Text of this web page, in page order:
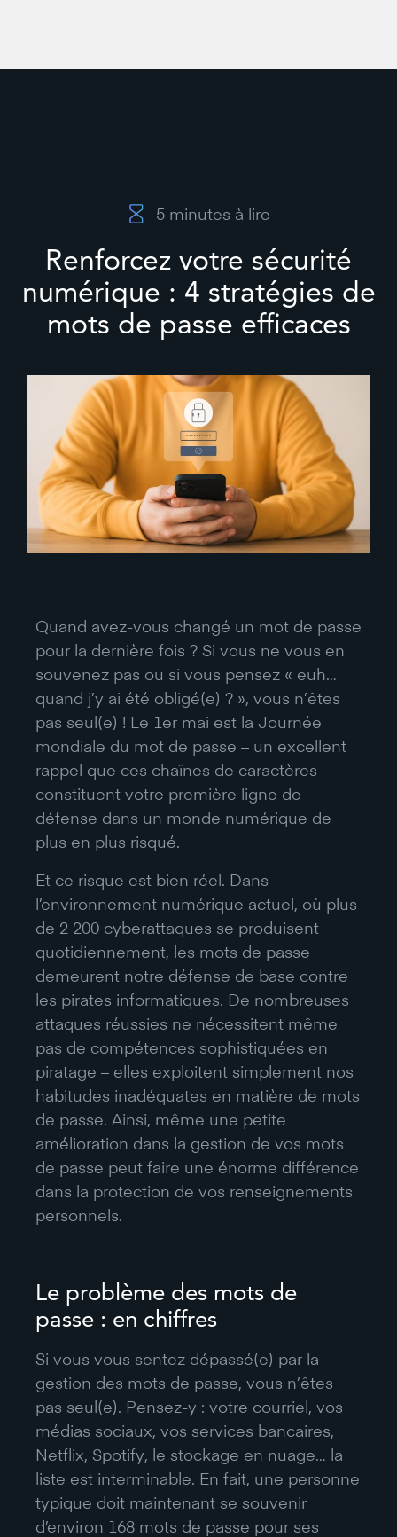
5 minutes à lire
Renforcez votre sécurité
numérique : 4 stratégies de
mots de passe efficaces
Quand avez-vous changé un mot de passe
pour la dernière fois ? Si vous ne vous en
souvenez pas ou si vous pensez « euh…
quand j’y ai été obligé(e) ? », vous n’êtes
pas seul(e) ! Le 1er mai est la Journée
mondiale du mot de passe – un excellent
rappel que ces chaînes de caractères
constituent votre première ligne de
défense dans un monde numérique de
plus en plus risqué.
Et ce risque est bien réel. Dans
l’environnement numérique actuel, où plus
de 2 200 cyberattaques se produisent
quotidiennement, les mots de passe
demeurent notre défense de base contre
les pirates informatiques. De nombreuses
attaques réussies ne nécessitent même
pas de compétences sophistiquées en
piratage – elles exploitent simplement nos
habitudes inadéquates en matière de mots
de passe. Ainsi, même une petite
amélioration dans la gestion de vos mots
de passe peut faire une énorme différence
dans la protection de vos renseignements
personnels.
Le problème des mots de
passe : en chiffres
Si vous vous sentez dépassé(e) par la
gestion des mots de passe, vous n’êtes
pas seul(e). Pensez-y : votre courriel, vos
médias sociaux, vos services bancaires,
Netflix, Spotify, le stockage en nuage… la
liste est interminable. En fait, une personne
typique doit maintenant se souvenir
d’environ 168 mots de passe pour ses